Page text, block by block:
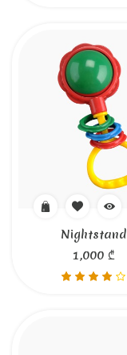
Nightstand
1,000 ₾